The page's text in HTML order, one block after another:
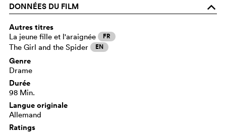
DONNÉES DU FILM o
Autres titres
La jeune fille et l'araignée FR
The Girl and the Spider EN
Genre
Drame
Durée
98 Min.
Langue originale
Allemand
Ratings